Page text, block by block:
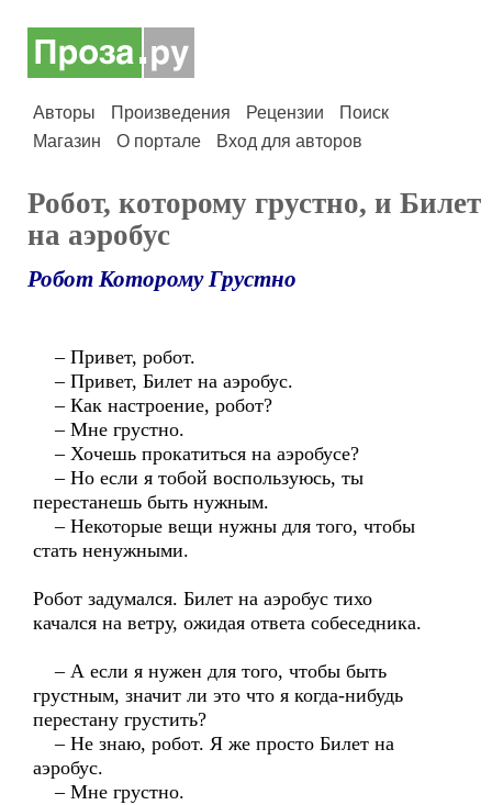
Авторы Произведения Рецензии
Поиск
Магазин
О портале Вход для авторов
Робот, которому грустно, и Билет
на аэробус
Робот Которому Грустно
– Привет, робот.
– Привет, Билет на аэробус.
– Как настроение, робот?
– Мне грустно.
– Хочешь прокатиться на аэробусе?
– Но если я тобой воспользуюсь, ты
перестанешь быть нужным.
– Некоторые вещи нужны для того, чтобы
стать ненужными.
Робот задумался. Билет на аэробус тихо
качался на ветру, ожидая ответа собеседника.
– А если я нужен для того, чтобы быть
грустным, значит ли это что я когда-нибудь
перестану грустить?
– Не знаю, робот. Я же просто Билет на
аэробус.
– Мне грустно.